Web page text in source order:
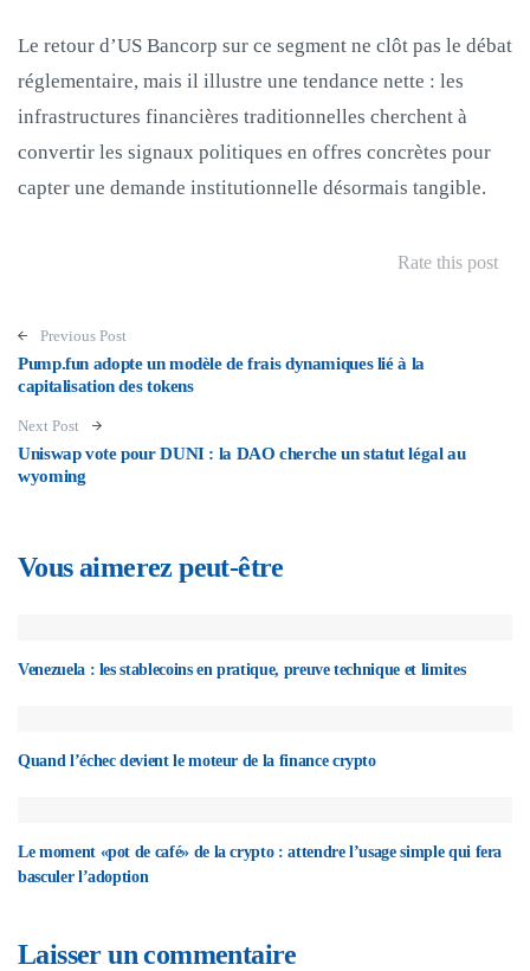
Le retour d’US Bancorp sur ce segment ne clôt pas le débat
réglementaire, mais il illustre une tendance nette : les
infrastructures financières traditionnelles cherchent à
convertir les signaux politiques en offres concrètes pour
capter une demande institutionnelle désormais tangible.
Rate this post
Post navigation
Previous Post
Pump.fun adopte un modèle de frais dynamiques lié à la
capitalisation des tokens
Next Post
Uniswap vote pour DUNI : la DAO cherche un statut légal au
wyoming
Vous aimerez peut-être
Venezuela : les stablecoins en pratique, preuve technique et limites
Quand l’échec devient le moteur de la finance crypto
Le moment «pot de café» de la crypto : attendre l’usage simple qui fera
basculer l’adoption
Laisser un commentaire